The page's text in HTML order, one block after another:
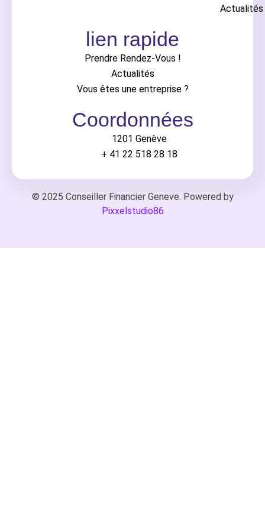
Actualités
lien rapide
Prendre Rendez-Vous !
Actualités
Vous êtes une entreprise ?
Coordonnées
1201 Genève
+ 41 22 518 28 18
© 2025 Conseiller Financier Geneve. Powered by
Pixxelstudio86